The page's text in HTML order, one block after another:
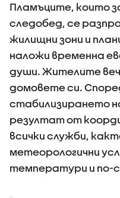
Пламъците, които
следобед, се
жилищни зони и
наложи временна
души. Жителите
домовете си.
стабилизирането
резултат от
всички служби,
метеорологични
температури и по-